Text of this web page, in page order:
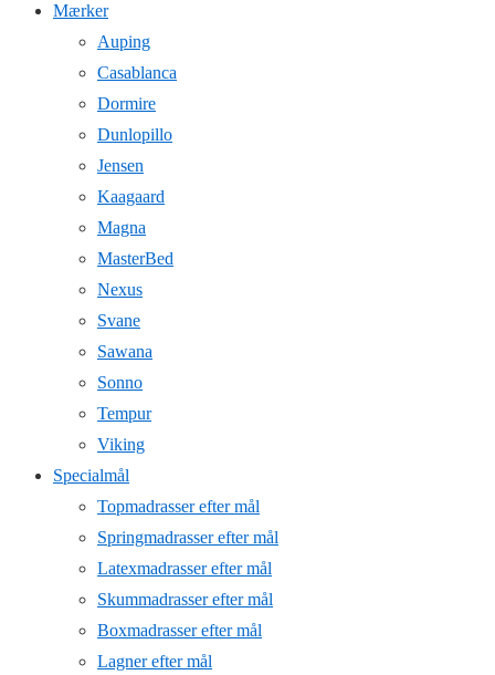
Mærker
Auping
Casablanca
Dormire
Dunlopillo
Jensen
Kaagaard
Magna
MasterBed
Nexus
Svane
Sawana
Sonno
Tempur
Viking
Specialmål
Topmadrasser efter mål
Springmadrasser efter mål
Latexmadrasser efter mål
Skummadrasser efter mål
Boxmadrasser efter mål
Lagner efter mål